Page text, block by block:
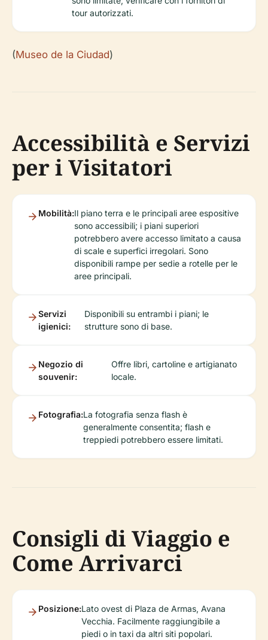
tour autorizzati.
(Museo de la Ciudad)
Accessibilità e Servizi
per i Visitatori
Mobilità:Il piano terra e le principali aree espositive
sono accessibili; i piani superiori
potrebbero avere accesso limitato a causa
di scale e superfici irregolari. Sono
disponibili rampe per sedie a rotelle per le
aree principali.
Servizi
igienici:
Disponibili su entrambi i piani; le
strutture sono di base.
Negozio di
souvenir:
Offre libri, cartoline e artigianato
locale.
Fotografia:La fotografia senza flash è
generalmente consentita; flash e
treppiedi potrebbero essere limitati.
Consigli di Viaggio e
Come Arrivarci
Posizione:Lato ovest di Plaza de Armas, Avana
Vecchia. Facilmente raggiungibile a
piedi o in taxi da altri siti popolari.